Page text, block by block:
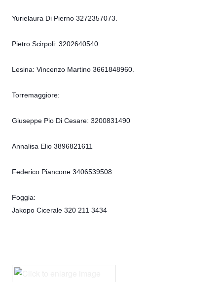
Yurielaura Di Pierno 3272357073.
Pietro Scirpoli: 3202640540
Lesina: Vincenzo Martino 3661848960.
Torremaggiore:
Giuseppe Pio Di Cesare: 3200831490
Annalisa Elio 3896821611
Federico Piancone 3406539508
Foggia:
Jakopo Cicerale 320 211 3434